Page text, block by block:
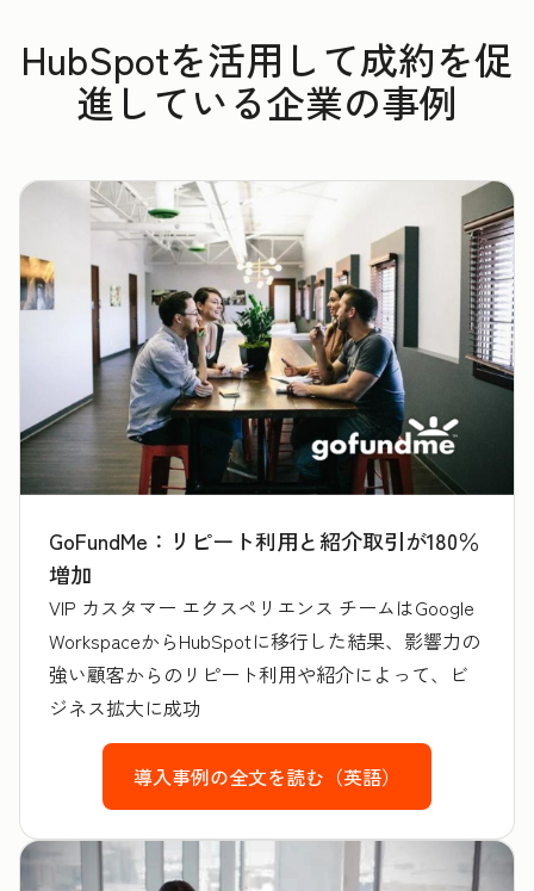
HubSpotを活用して成約を促
進している企業の事例
GoFundMe：リピート利用と紹介取引が180％
増加
VIP カスタマー エクスペリエンス チームはGoogle
WorkspaceからHubSpotに移行した結果、影響力の
強い顧客からのリピート利用や紹介によって、ビ
ジネス拡大に成功
導入事例の全文を読む（英語）